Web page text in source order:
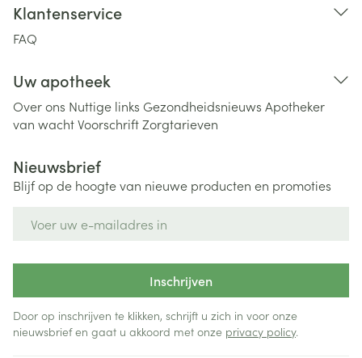
Klantenservice
FAQ
Uw apotheek
Over ons Nuttige links Gezondheidsnieuws Apotheker
van wachtVoorschriftZorgtarieven
Nieuwsbrief
Blijf op de hoogte van nieuwe producten en promoties
Inschrijven
Door op inschrijven te klikken, schrijft u zich in voor onze
nieuwsbrief en gaat u akkoord met onze privacy policy.